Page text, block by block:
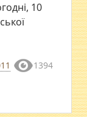
10
1394